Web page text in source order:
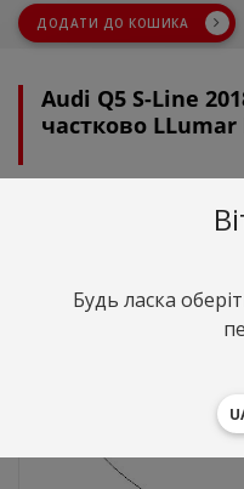
ДОДАТИ ДО КОШИКА
Audi Q5 S-Line
частково
грн.
Будь ласка